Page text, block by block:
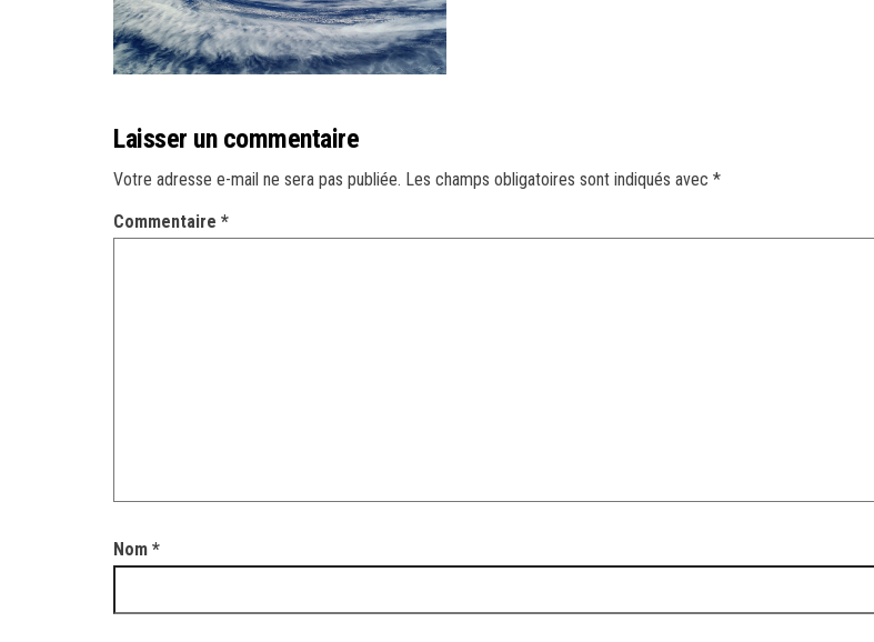
Laisser un commentaire
Votre adresse e-mail ne sera pas publiée. Les champs obligatoires sont indiqués avec *
Commentaire *
Nom *